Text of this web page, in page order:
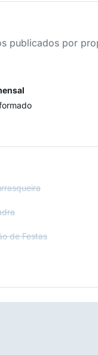
publicados por
de Festas